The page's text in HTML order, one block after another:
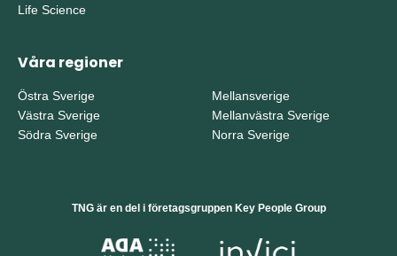
Life Science
Våra regioner
Östra Sverige
Västra Sverige
Södra Sverige
Mellansverige
Mellanvästra Sverige
Norra Sverige
TNG är en del i företagsgruppen Key People Group